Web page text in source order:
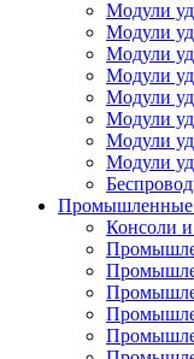
Модули
Модули
Модули
Модули
Модули
Модули
Модули
Модули
Промышленные
Консоли